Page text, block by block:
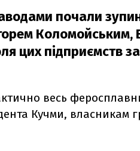
почали
Коломойським,
цих підприємств
весь
Кучми, власникам